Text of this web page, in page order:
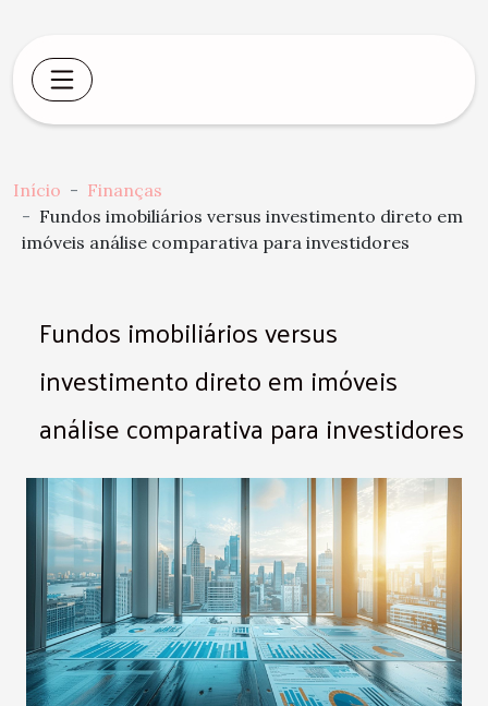
Início
Finanças
Fundos imobiliários versus investimento direto em
imóveis análise comparativa para investidores
Fundos imobiliários versus
investimento direto em imóveis
análise comparativa para investidores